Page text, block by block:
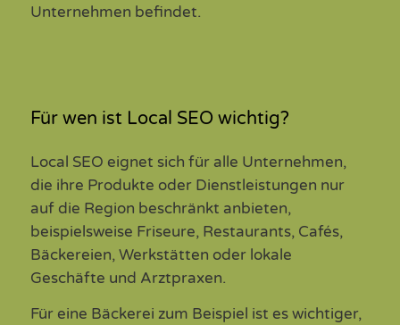
Unternehmen befindet.
Für wen ist Local SEO wichtig?
Local SEO eignet sich für alle Unternehmen,
die ihre Produkte oder Dienstleistungen nur
auf die Region beschränkt anbieten,
beispielsweise Friseure, Restaurants, Cafés,
Bäckereien, Werkstätten oder lokale
Geschäfte und Arztpraxen.
Für eine Bäckerei zum Beispiel ist es wichtiger,